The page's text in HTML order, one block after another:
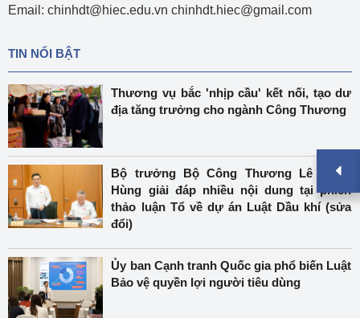
Email: chinhdt@hiec.edu.vn chinhdt.hiec@gmail.com
TIN NỔI BẬT
Thương vụ bắc 'nhịp cầu' kết nối, tạo dư
địa tăng trưởng cho ngành Công Thương
Bộ trưởng Bộ Công Thương Lê Mạnh
Hùng giải đáp nhiều nội dung tại phiên
thảo luận Tổ về dự án Luật Dầu khí (sửa
đổi)
Ủy ban Cạnh tranh Quốc gia phổ biến Luật
Bảo vệ quyền lợi người tiêu dùng